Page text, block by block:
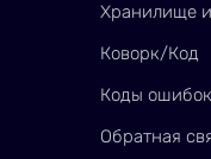
Хранилище
Коворк/Код
Коды ошибок
Обратная